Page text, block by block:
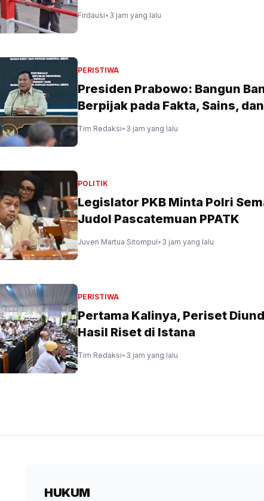
Firdausi• 3 jam yang lalu
PERISTIWA
Presiden Prabowo: Bangun
Berpijak pada Fakta, Sains,
Tim Redaksi• 3 jam yang lalu
POLITIK
Legislator PKB Minta Polri
Judol Pascatemuan PPATK
Juven Martua Sitompul• 3 jam yang lalu
PERISTIWA
Pertama Kalinya, Periset
Hasil Riset di Istana
Tim Redaksi• 3 jam yang lalu
HUKUM